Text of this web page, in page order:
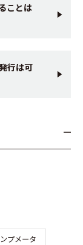
ことは
行は可
プメータ